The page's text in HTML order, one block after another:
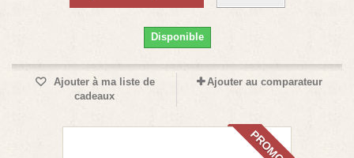
Disponible
Ajouter à ma liste de
cadeaux
Ajouter au comparateur
PROMO!